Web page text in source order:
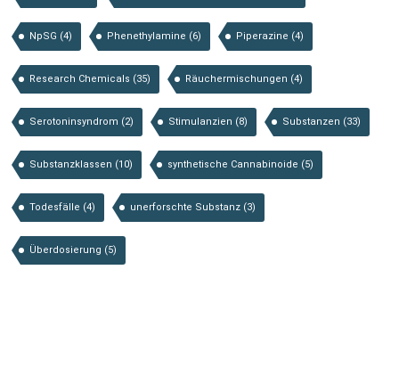
NpSG (4) Phenethylamine (6) Piperazine (4)
Research Chemicals (35) Räuchermischungen (4)
Serotoninsyndrom (2) Stimulanzien (8) Substanzen (33)
Substanzklassen (10) synthetische Cannabinoide (5)
Todesfälle (4) unerforschte Substanz (3)
Überdosierung (5)